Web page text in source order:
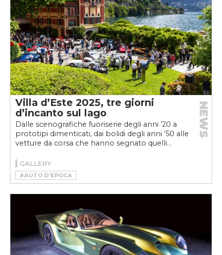
Villa d’Este 2025, tre giorni
d’incanto sul lago
Dalle scenografiche fuoriserie degli anni ’20 a
prototipi dimenticati, dai bolidi degli anni ’50 alle
vetture da corsa che hanno segnato quelli...
NEWS
GALLERY
#AUTO D'EPOCA
#CONCORSO D'ELEGANZA DI VILLA D'ESTE
#VILLA D'ESTE 2025